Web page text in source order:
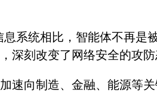
统相比，智能体不再是
深刻改变了网络安全的攻
向制造、金融、能源等关